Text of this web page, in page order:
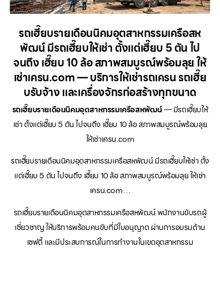
รถเฮี๊ยบรายเดือนนิคมอุตสาหกรรมเครือสห
พัฒน์ มีรถเฮี๊ยบให้เช่า ตั้งแต่เฮี๊ยบ 5 ตัน ไป
จนถึง เฮี๊ยบ 10 ล้อ สภาพสมบูรณ์พร้อมลุย ให้
เช่าเครน.com — บริการให้เช่ารถเครน รถเฮี๊ย
บรับจ้าง และเครื่องจักรก่อสร้างทุกขนาด
รถเฮี๊ยบรายเดือนนิคมอุตสาหกรรมเครือสหพัฒน์— มีรถเฮี๊ยบให้
เช่า ตั้งแต่เฮี๊ยบ 5 ตัน ไปจนถึง เฮี๊ยบ 10 ล้อ สภาพสมบูรณ์พร้อมลุย
ให้เช่าเครน.com
รถเฮี๊ยบรายเดือนนิคมอุตสาหกรรมเครือสหพัฒน์ มีรถเฮี๊ยบให้เช่า ตั้ง
แต่เฮี๊ยบ 5 ตัน ไปจนถึง เฮี๊ยบ 10 ล้อ สภาพสมบูรณ์พร้อมลุย ให้เช่า
เครน.com…
รถเฮี๊ยบรายเดือนนิคมอุตสาหกรรมเครือสหพัฒน์ พนักงานขับรถผู้
เชี่ยวชาญ ให้บริการพร้อมคนขับที่มีใบอนุญาต ผ่านการอบรมด้าน
เซฟตี้ และมีประสบการณ์ในการทำงานในเขตอุตสาหกรรม